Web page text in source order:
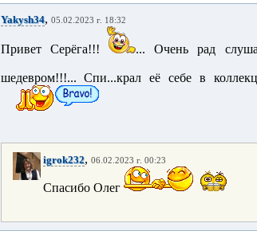
Yakysh34, 05.02.2023 г. 18:32
Привет Серёга!!! ... Очень рад
шедевром!!!... Спи...крал её себе в
igrok232, 06.02.2023 г. 00:23
Спасибо Олег